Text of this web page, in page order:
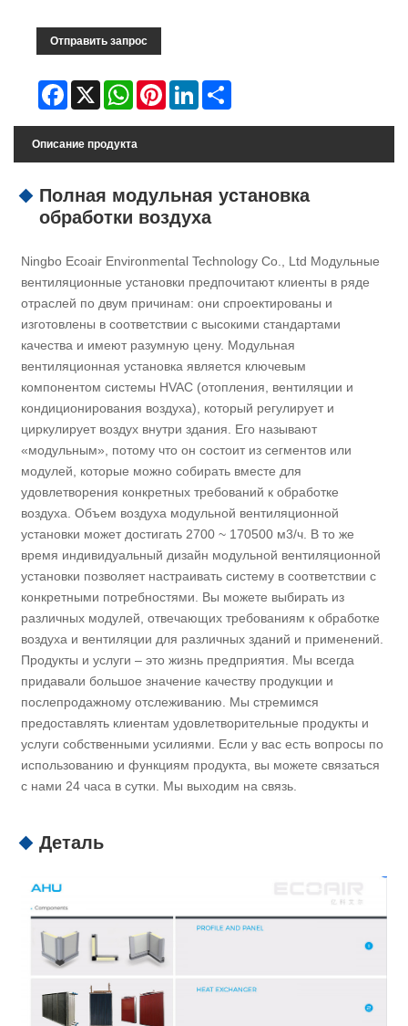
Отправить запрос
Facebook
X WhatsAppPinterestLinkedIn
Описание продукта
Полная модульная установка
обработки воздуха
Ningbo Ecoair Environmental Technology Co., Ltd Модульные
вентиляционные установки предпочитают клиенты в ряде
отраслей по двум причинам: они спроектированы и
изготовлены в соответствии с высокими стандартами
качества и имеют разумную цену. Модульная
вентиляционная установка является ключевым
компонентом системы HVAC (отопления, вентиляции и
кондиционирования воздуха), который регулирует и
циркулирует воздух внутри здания. Его называют
«модульным», потому что он состоит из сегментов или
модулей, которые можно собирать вместе для
удовлетворения конкретных требований к обработке
воздуха. Объем воздуха модульной вентиляционной
установки может достигать 2700 ~ 170500 м3/ч. В то же
время индивидуальный дизайн модульной вентиляционной
установки позволяет настраивать систему в соответствии с
конкретными потребностями. Вы можете выбирать из
различных модулей, отвечающих требованиям к обработке
воздуха и вентиляции для различных зданий и применений.
Продукты и услуги – это жизнь предприятия. Мы всегда
придавали большое значение качеству продукции и
послепродажному отслеживанию. Мы стремимся
предоставлять клиентам удовлетворительные продукты и
услуги собственными усилиями. Если у вас есть вопросы по
использованию и функциям продукта, вы можете связаться
с нами 24 часа в сутки. Мы выходим на связь.
Деталь